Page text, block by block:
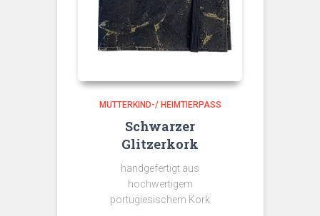
MUTTERKIND-/ HEIMTIERPASS
Schwarzer
Glitzerkork
handgefertigt aus
hochwertigem
portugiesischem Kork